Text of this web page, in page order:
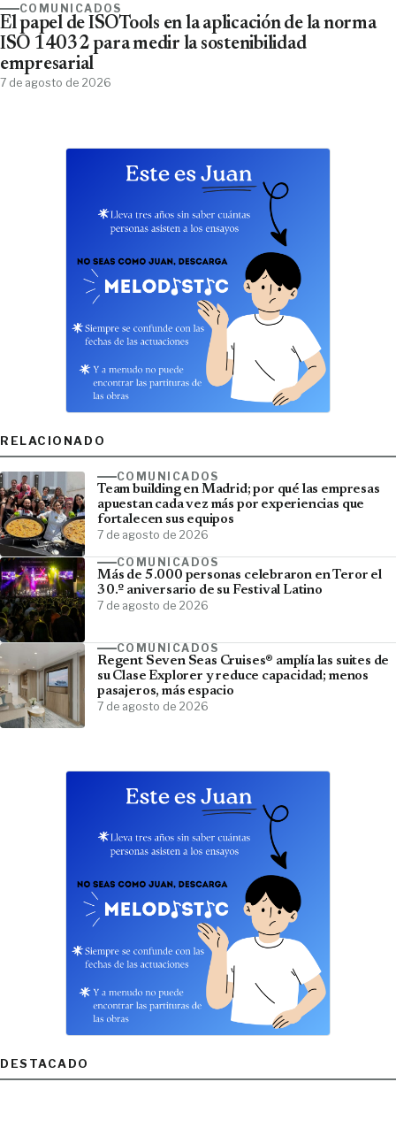
COMUNICADOS
El papel de ISOTools en la aplicación de la norma
ISO 14032 para medir la sostenibilidad
empresarial
7 de agosto de 2026
RELACIONADO
COMUNICADOS
Team building en Madrid; por qué las empresas
apuestan cada vez más por experiencias que
fortalecen sus equipos
7 de agosto de 2026
COMUNICADOS
Más de 5.000 personas celebraron en Teror el
30.º aniversario de su Festival Latino
7 de agosto de 2026
COMUNICADOS
Regent Seven Seas Cruises® amplía las suites de
su Clase Explorer y reduce capacidad; menos
pasajeros, más espacio
7 de agosto de 2026
DESTACADO